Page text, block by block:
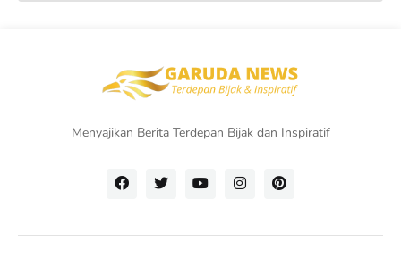
Menyajikan Berita Terdepan Bijak dan Inspiratif